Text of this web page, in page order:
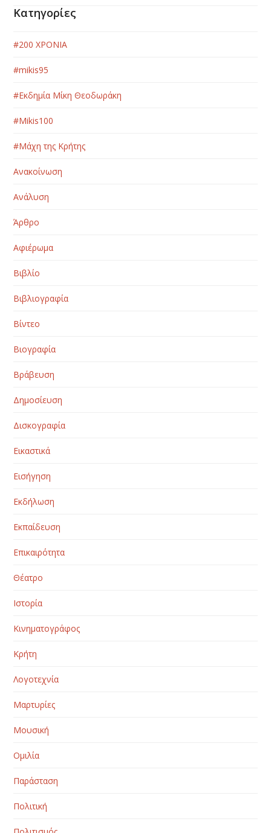
Κατηγορίες
#200 ΧΡΟΝΙΑ
#mikis95
#Εκδημία Μίκη Θεοδωράκη
#Μikis100
#Μάχη της Κρήτης
Ανακοίνωση
Ανάλυση
Άρθρο
Αφιέρωμα
Βιβλίο
Βιβλιογραφία
Βίντεο
Βιογραφία
Βράβευση
Δημοσίευση
Δισκογραφία
Εικαστικά
Εισήγηση
Εκδήλωση
Εκπαίδευση
Επικαιρότητα
Θέατρο
Ιστορία
Κινηματογράφος
Κρήτη
Λογοτεχνία
Μαρτυρίες
Μουσική
Ομιλία
Παράσταση
Πολιτική